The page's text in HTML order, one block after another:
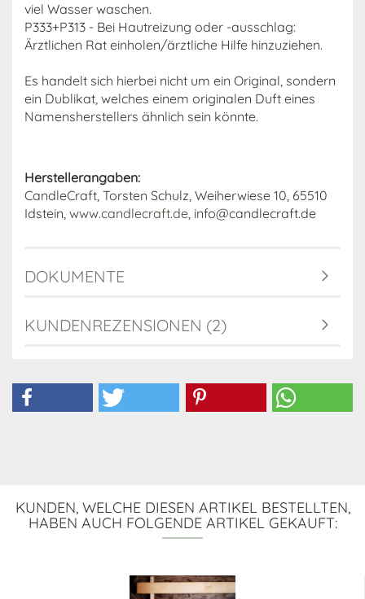
viel Wasser waschen.
P333+P313 - Bei Hautreizung oder -ausschlag:
Ärztlichen Rat einholen/ärztliche Hilfe hinzuziehen.
Es handelt sich hierbei nicht um ein Original, sondern
ein Dublikat, welches einem originalen Duft eines
Namensherstellers ähnlich sein könnte.
Herstellerangaben:
CandleCraft, Torsten Schulz, Weiherwiese 10, 65510
Idstein, www.candlecraft.de, info@candlecraft.de
DOKUMENTE
KUNDENREZENSIONEN (2)
KUNDEN, WELCHE DIESEN ARTIKEL BESTELLTEN,
HABEN AUCH FOLGENDE ARTIKEL GEKAUFT: